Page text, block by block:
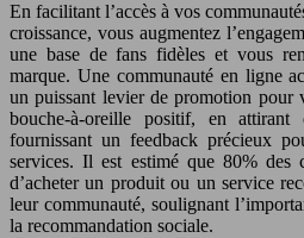
En facilitant l’accès à vos
croissance, vous augmentez
une base de fans fidèles et vous
marque. Une communauté en ligne
un puissant levier de promotion pour
bouche-à-oreille positif, en
fournissant un feedback précieux
services. Il est estimé que 80% des
d’acheter un produit ou un service
leur communauté, soulignant
la recommandation sociale.